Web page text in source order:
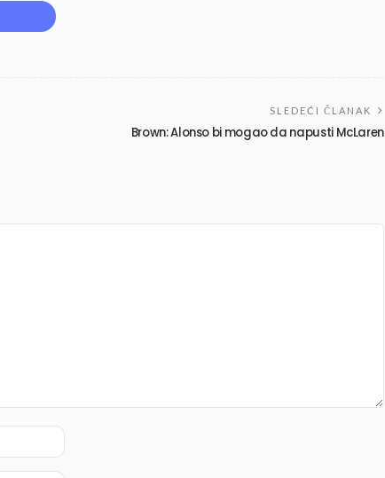
SLEDEĆI ČLANAK
Brown: Alonso bi mogao da napusti McLaren